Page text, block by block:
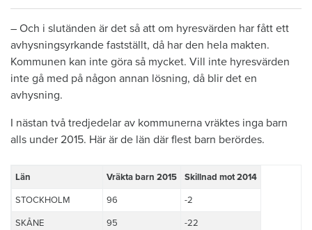
– Och i slutänden är det så att om hyresvärden har fått ett
avhysningsyrkande fastställt, då har den hela makten.
Kommunen kan inte göra så mycket. Vill inte hyresvärden
inte gå med på någon annan lösning, då blir det en
avhysning.
I nästan två tredjedelar av kommunerna vräktes inga barn
alls under 2015. Här är de län där flest barn berördes.
Län Vräkta barn 2015 Skillnad mot 2014
STOCKHOLM 96 -2
SKÅNE 95 -22